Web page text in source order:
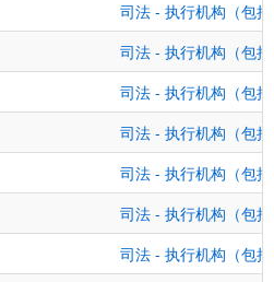
司法 - 执行机构（包
司法 - 执行机构（包
司法 - 执行机构（包
司法 - 执行机构（包
司法 - 执行机构（包
司法 - 执行机构（包
司法 - 执行机构（包